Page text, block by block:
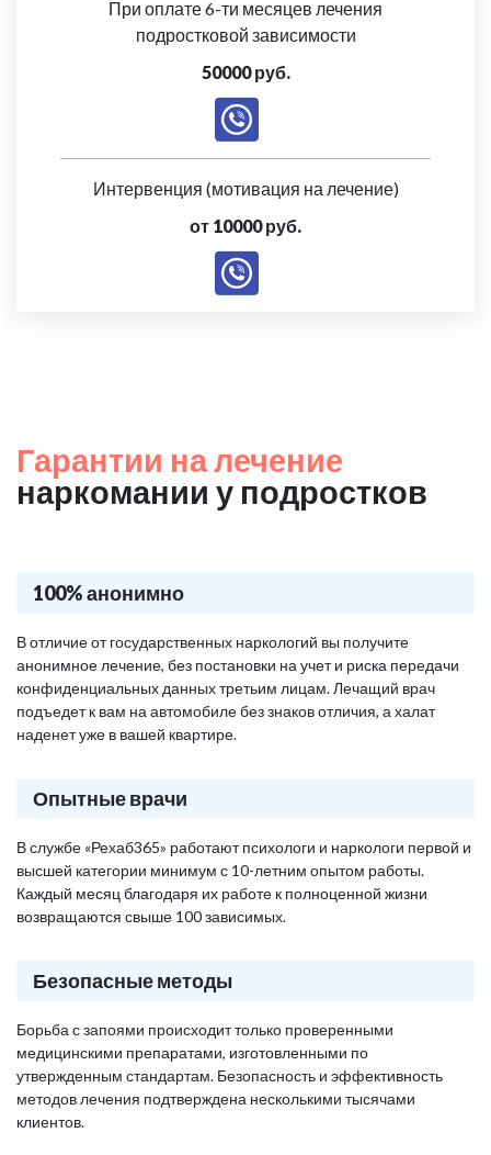
При оплате 6-ти месяцев лечения
подростковой зависимости
50000 руб.
Интервенция (мотивация на лечение)
от 10000 руб.
Гарантии на лечение
наркомании у подростков
100% анонимно
В отличие от государственных наркологий вы получите
анонимное лечение, без постановки на учет и риска передачи
конфиденциальных данных третьим лицам. Лечащий врач
подъедет к вам на автомобиле без знаков отличия, а халат
наденет уже в вашей квартире.
Опытные врачи
В службе «Рехаб365» работают психологи и наркологи первой и
высшей категории минимум с 10-летним опытом работы.
Каждый месяц благодаря их работе к полноценной жизни
возвращаются свыше 100 зависимых.
Безопасные методы
Борьба с запоями происходит только проверенными
медицинскими препаратами, изготовленными по
утвержденным стандартам. Безопасность и эффективность
методов лечения подтверждена несколькими тысячами
клиентов.